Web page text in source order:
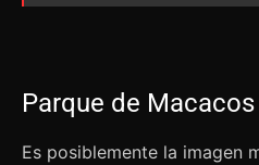
Parque de
Es posiblemente la imagen